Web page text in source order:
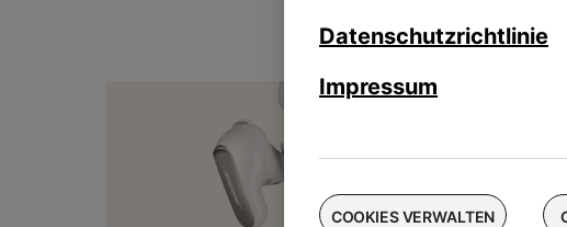
für die
Datenschutzrichtlinie
Impressum
COOKIES VERWALTEN